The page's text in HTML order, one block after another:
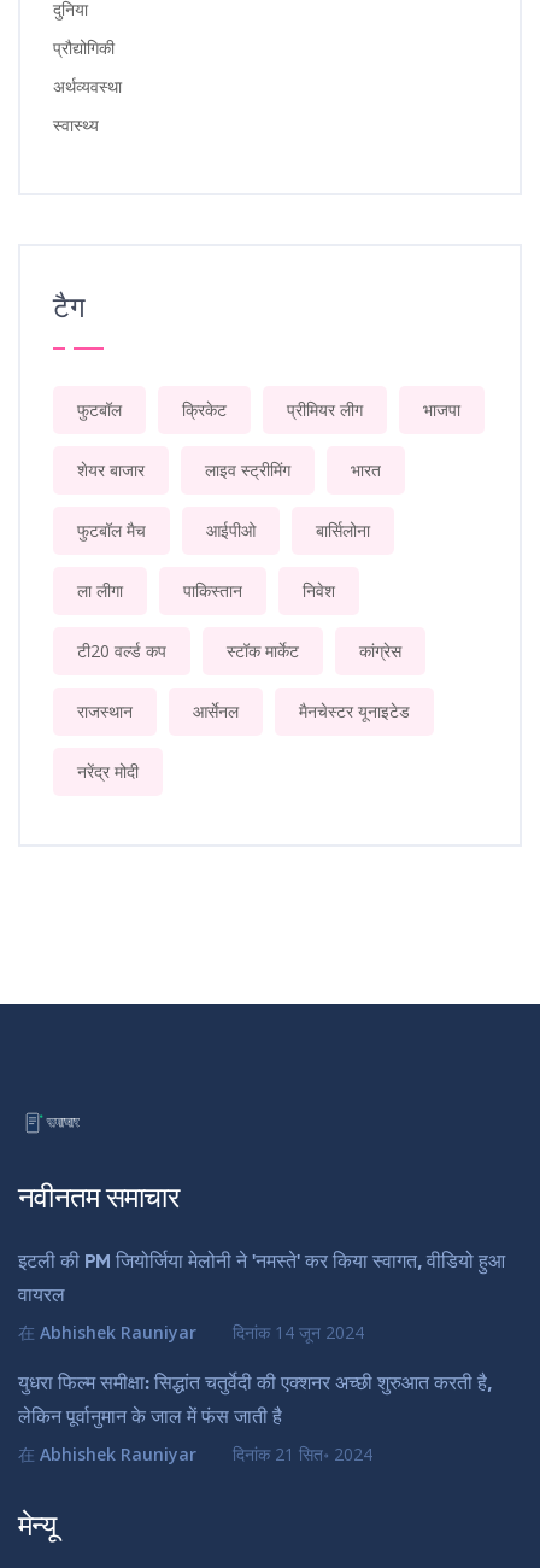
दुनिया
प्रौद्योगिकी
अर्थव्यवस्था
स्वास्थ्य
टैग
फुटबॉल क्रिकेट प्रीमियर लीग भाजपा
शेयर बाजार लाइव स्ट्रीमिंग भारत
फुटबॉल मैच आईपीओ बार्सिलोना
ला लीगा पाकिस्तान निवेश
टी20 वर्ल्ड कप स्टॉक मार्केट कांग्रेस
राजस्थान आर्सेनल मैनचेस्टर यूनाइटेड
नरेंद्र मोदी
नवीनतम समाचार
इटली की PM जियोर्जिया मेलोनी ने 'नमस्ते' कर किया स्वागत, वीडियो हुआ
वायरल
在 Abhishek Rauniyar दिनांक 14 जून 2024
युधरा फिल्म समीक्षा: सिद्धांत चतुर्वेदी की एक्शनर अच्छी शुरुआत करती है,
लेकिन पूर्वानुमान के जाल में फंस जाती है
在 Abhishek Rauniyar दिनांक 21 सित॰ 2024
मेन्यू